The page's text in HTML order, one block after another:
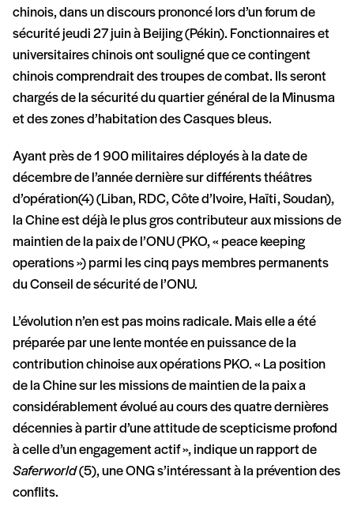
chinois, dans un discours prononcé lors d’un forum de
sécurité jeudi 27 juin à Beijing (Pékin). Fonctionnaires et
universitaires chinois ont souligné que ce contingent
chinois comprendrait des troupes de combat. Ils seront
chargés de la sécurité du quartier général de la Minusma
et des zones d’habitation des Casques bleus.
Ayant près de 1 900 militaires déployés à la date de
décembre de l’année dernière sur différents théâtres
d’opération(4) (Liban, RDC, Côte d’Ivoire, Haïti, Soudan),
la Chine est déjà le plus gros contributeur aux missions de
maintien de la paix de l’ONU (PKO, « peace keeping
operations ») parmi les cinq pays membres permanents
du Conseil de sécurité de l’ONU.
L’évolution n’en est pas moins radicale. Mais elle a été
préparée par une lente montée en puissance de la
contribution chinoise aux opérations PKO. « La position
de la Chine sur les missions de maintien de la paix a
considérablement évolué au cours des quatre dernières
décennies à partir d’une attitude de scepticisme profond
à celle d’un engagement actif », indique un rapport de
Saferworld(5), une ONG s’intéressant à la prévention des
conflits.